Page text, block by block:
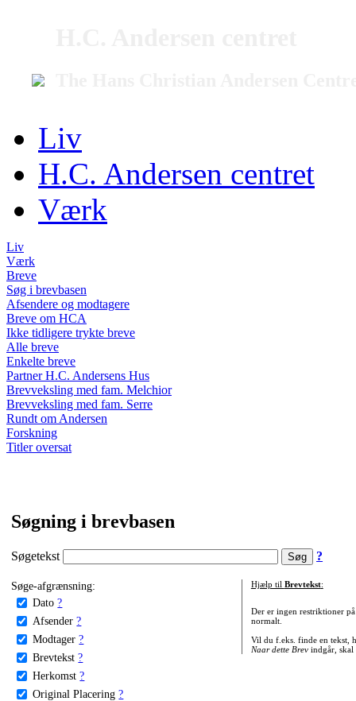
Liv
H.C. Andersen centret
Værk
Liv
Værk
Breve
Søg i brevbasen
Afsendere og modtagere
Breve om HCA
Ikke tidligere trykte breve
Alle breve
Enkelte breve
Partner H.C. Andersens Hus
Brevveksling med fam. Melchior
Brevveksling med fam. Serre
Rundt om Andersen
Forskning
Titler oversat
Søgning i brevbasen
Søgetekst ?
Søge-afgrænsning:
Dato ?
Afsender ?
Modtager ?
Brevtekst ?
Herkomst ?
Original Placering ?
Hjælp til Brevtekst:
Der er ingen restriktioner
normalt.
Vil du f.eks. finde en tekst,
Naar dette Brevindgår, skal